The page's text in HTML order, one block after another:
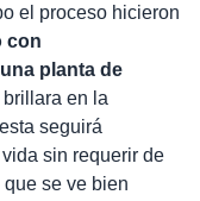
el proceso hicieron
con
planta de
en la
seguirá
sin requerir de
se ve bien